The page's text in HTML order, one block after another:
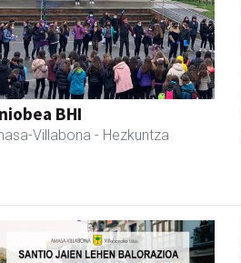
BHI
Villabona - Hezkuntza